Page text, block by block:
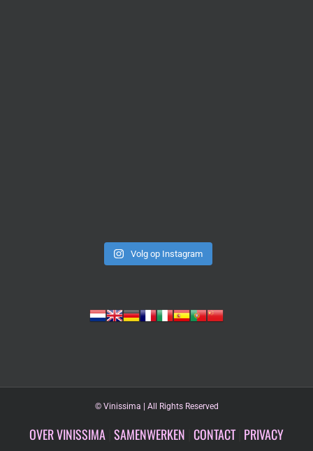
Volg op Instagram
© Vinissima | All Rights Reserved
OVER VINISSIMA SAMENWERKEN CONTACT| PRIVACY